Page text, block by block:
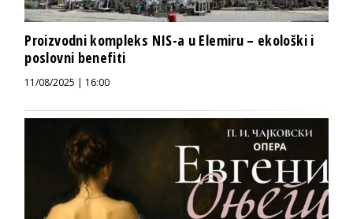
Proizvodni kompleks NIS-a u Elemiru – ekološki i
poslovni benefiti
11/08/2025 | 16:00